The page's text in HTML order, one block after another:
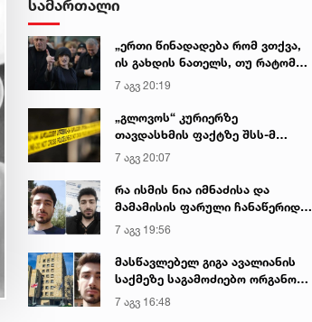
სამართალი
„ერთი წინადადება რომ ვთქვა,
ის გახდის ნათელს, თუ რატომ
იყო ნია იმნაძე წამქეზებელი...“ -
გიგა ავალიანის დედა
7 აგვ 20:19
„გლოვოს“ კურიერზე
თავდასხმის ფაქტზე შსს-მ
გამოძიება დაიწყო
7 აგვ 20:07
რა ისმის ნია იმნაძისა და
მამამისის ფარული ჩანაწერიდან
- გიგა ავალიანის მკვლელობის
საქმე
7 აგვ 19:56
მასწავლებელ გიგა ავალიანის
საქმეზე საგამოძიებო ორგანო
დაკავებულ არასრულწლოვნებს -
ნია იმნაძესა და ანასტასია
7 აგვ 16:48